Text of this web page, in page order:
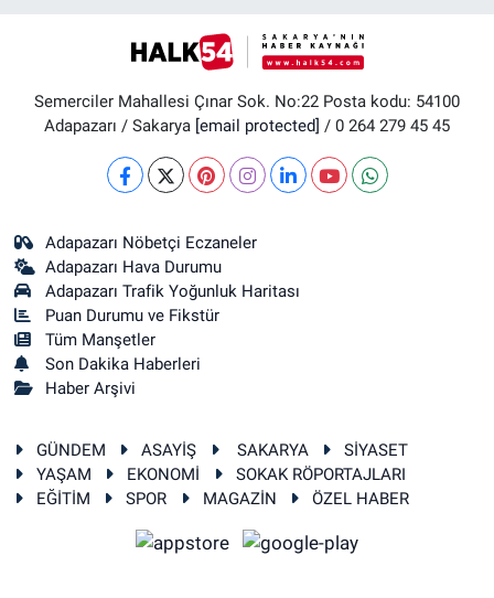
Semerciler Mahallesi Çınar Sok. No:22 Posta kodu: 54100
Adapazarı / Sakarya [email protected] / 0 264 279 45 45
Adapazarı Nöbetçi Eczaneler
Adapazarı Hava Durumu
Adapazarı Trafik Yoğunluk Haritası
Puan Durumu ve Fikstür
Tüm Manşetler
Son Dakika Haberleri
Haber Arşivi
GÜNDEM ASAYİŞ SAKARYA
SİYASET
YAŞAM
EKONOMİ
SOKAK RÖPORTAJLARI
EĞİTİM
SPOR MAGAZİN ÖZEL HABER